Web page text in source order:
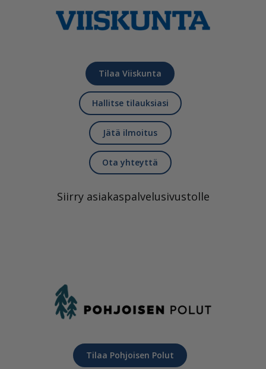
Tilaa Viiskunta
Hallitse tilauksiasi
Jätä ilmoitus
Ota yhteyttä
Siirry asiakaspalvelusivustolle
Tilaa Pohjoisen Polut